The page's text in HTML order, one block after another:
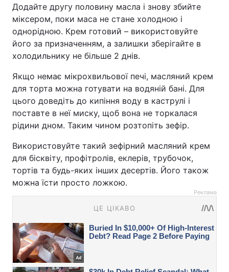
Додайте другу половину масла і знову збийте
міксером, поки маса не стане холодною і
однорідною. Крем готовий – використовуйте
його за призначенням, а залишки зберігайте в
холодильнику не більше 2 днів.
Якщо немає мікрохвильової печі, масляний крем
для торта можна готувати на водяній бані. Для
цього доведіть до кипіння воду в каструлі і
поставте в неї миску, щоб вона не торкалася
рідини дном. Таким чином розтопіть зефір.
Використовуйте такий зефірний масляний крем
для бісквіту, профітролів, еклерів, трубочок,
тортів та будь-яких інших десертів. Його також
можна їсти просто ложкою.
Реклама